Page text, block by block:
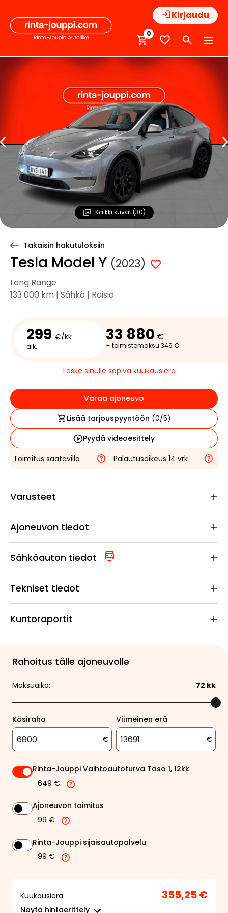
sisältöön
Kirjaudu
0
Kaikki kuvat (30)
Takaisin hakutuloksiin
Tesla Model Y (2023)
Long Range
133 000 km | Sähkö | Raisio
299 €/kk
alk.
33 880 €
+ toimistomaksu 349 €
Laske sinulle sopiva kuukausierä
Varaa ajoneuvo
Lisää tarjouspyyntöön (0/5)
Pyydä videoesittely
Toimitus saatavilla
Palautusoikeus 14 vrk
Varusteet
Ajoneuvon tiedot
Sähköauton tiedot
Tekniset tiedot
Kuntoraportit
Rahoitus tälle ajoneuvolle
Maksuaika: 72 kk
Käsiraha
€
Viimeinen erä
€
Rinta-Jouppi Vaihtoautoturva Taso 1, 12kk
649 €
Ajoneuvon toimitus
99 €
Rinta-Jouppi sijaisautopalvelu
99 €
Kuukausierä 355,25 €
Näytä hintaerittely